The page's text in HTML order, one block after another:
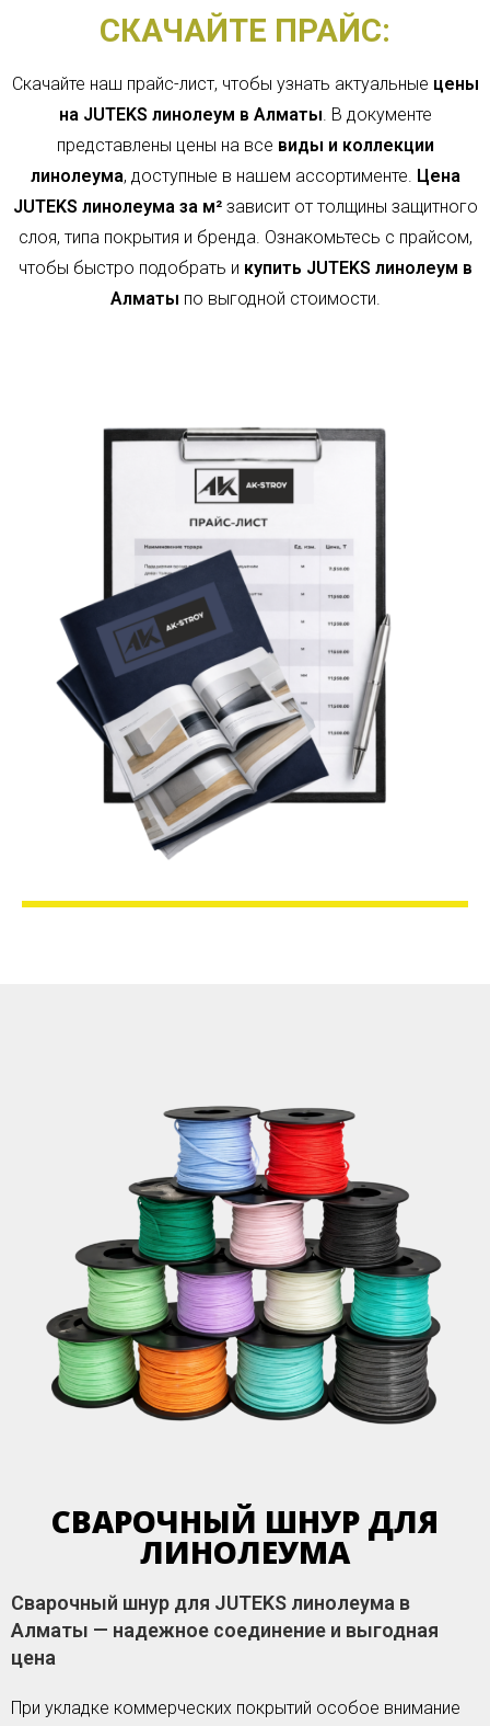
СКАЧАЙТЕ ПРАЙС:
Скачайте наш прайс-лист, чтобы узнать актуальные цены
на JUTEKS линолеум в Алматы . В документе
представлены цены на все виды и коллекции
линолеума, доступные в нашем ассортименте. Цена
JUTEKS линолеума за м²зависит от толщины защитного
слоя, типа покрытия и бренда. Ознакомьтесь с прайсом,
чтобы быстро подобрать и купить JUTEKS линолеум в
Алматы по выгодной стоимости.
СВАРОЧНЫЙ ШНУР ДЛЯ
ЛИНОЛЕУМА
Сварочный шнур для JUTEKS линолеума в
Алматы — надежное соединение и выгодная
цена
При укладке коммерческих покрытий особое внимание